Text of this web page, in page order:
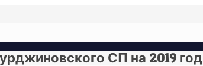
СП на 2019 год